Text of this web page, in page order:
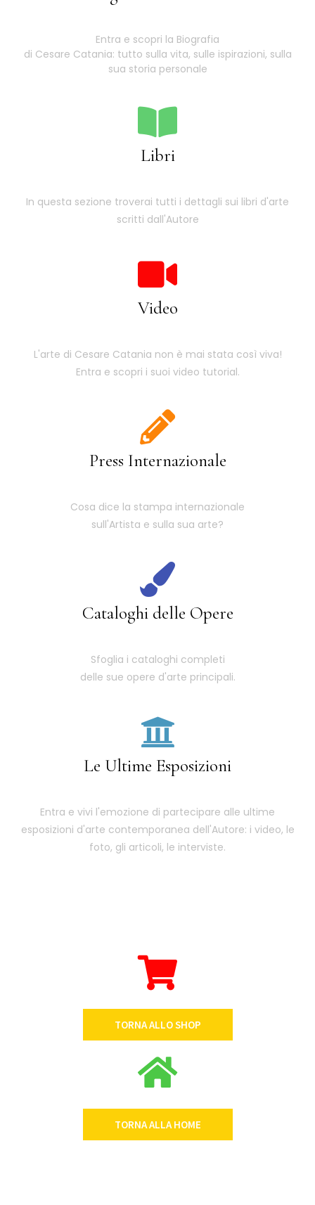
Entra e scopri la Biografia
di Cesare Catania: tutto sulla vita, sulle ispirazioni, sulla
sua storia personale
Libri
In questa sezione troverai tutti i dettagli sui libri d'arte
scritti dall'Autore
Video
L'arte di Cesare Catania non è mai stata così viva!
Entra e scopri i suoi video tutorial.
Press Internazionale
Cosa dice la stampa internazionale
sull'Artista e sulla sua arte?
Cataloghi delle Opere
Sfoglia i cataloghi completi
delle sue opere d'arte principali.
Le Ultime Esposizioni
Entra e vivi l'emozione di partecipare alle ultime
esposizioni d'arte contemporanea dell'Autore: i video, le
foto, gli articoli, le interviste.
TORNA ALLO SHOP
TORNA ALLA HOME